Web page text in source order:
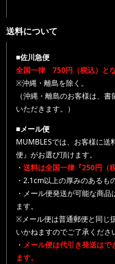
送料について
■佐川急便
全国一律 750円（税込）とな
※沖縄・離島を除く。
（沖縄・離島のお客様は、
いただきます。）
■メール便
MUMBLESでは、お客様に
便』がお選び頂けます。
・ 送料は全国一律『250円（
・2.1cm以上の厚みのあるも
・メール便発送が可能な商
ます。
※メール便は普通郵便と同じ
いかねますのでご了承くださ
・ メール便は代引き発送はで
ます。